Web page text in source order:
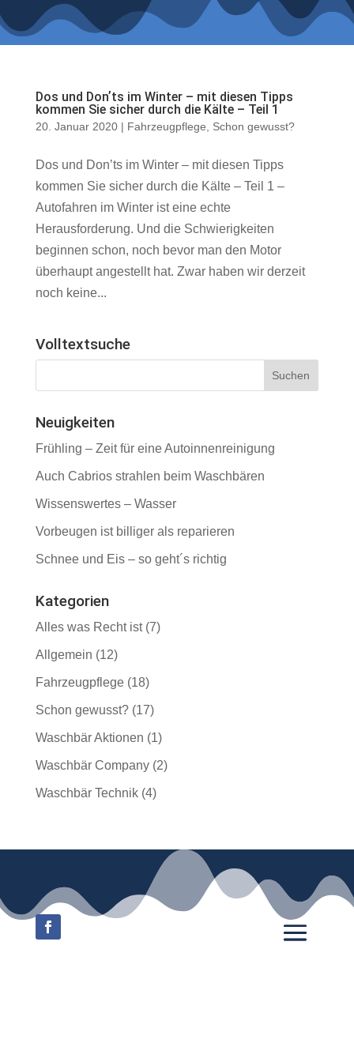
Dos und Donʼts im Winter – mit diesen Tipps
kommen Sie sicher durch die Kälte – Teil 1
20. Januar 2020| Fahrzeugpflege Schon gewusst?
Dos und Donʼts im Winter – mit diesen Tipps
kommen Sie sicher durch die Kälte – Teil 1 –
Autofahren im Winter ist eine echte
Herausforderung. Und die Schwierigkeiten
beginnen schon, noch bevor man den Motor
überhaupt angestellt hat. Zwar haben wir derzeit
noch keine...
Volltextsuche
Neuigkeiten
Frühling – Zeit für eine Autoinnenreinigung
Auch Cabrios strahlen beim Waschbären
Wissenswertes – Wasser
Vorbeugen ist billiger als reparieren
Schnee und Eis – so geht´s richtig
Kategorien
Alles was Recht ist(7)
Allgemein (12)
Fahrzeugpflege(18)
Schon gewusst?(17)
Waschbär Aktionen (1)
Waschbär Company(2)
Waschbär Technik(4)